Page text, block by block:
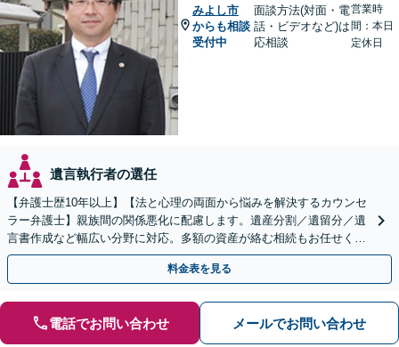
みよし市
からも相談
受付中
面談方法(対面・電
話・ビデオなど)は
応相談
営業時
間：本日
定休日
遺言執行者の選任
【弁護士歴10年以上】【法と心理の両面から悩みを解決するカウンセ
ラー弁護士】親族間の関係悪化に配慮します。遺産分割／遺留分／遺
言書作成など幅広い分野に対応。多額の資産が絡む相続もお任せくだ
さい。【夜間・休日の相談可能】【駐車場完備】
料金表を見る
電話でお問い合わせ メールでお問い合わせ